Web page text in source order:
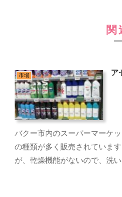
関
市場
ア
バクー市内のスーパーマーケ
の種類が多く販売されていま
が、乾燥機能がないので、洗